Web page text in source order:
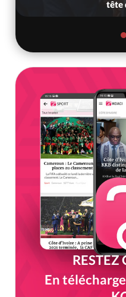
tête
RESTEZ
En